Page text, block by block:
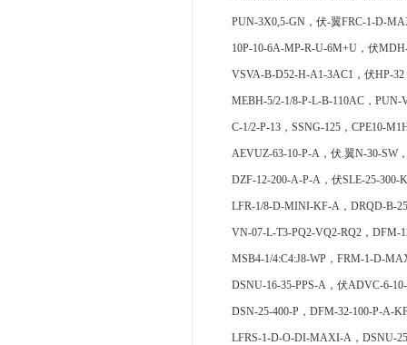
PUN-3X0,5-GN，伏-翼FRC-1-D-
10P-10-6A-MP-R-U-6M+U，伏
VSVA-B-D52-H-A1-3AC1，伏HP-32
MEBH-5/2-1/8-P-L-B-110AC，
C-1/2-P-13，SSNG-125，CPE10-
AEVUZ-63-10-P-A，伏.翼N-30-SW
DZF-12-200-A-P-A，伏SLE-25-
LFR-1/8-D-MINI-KF-A，DRQD-B-
VN-07-L-T3-PQ2-VQ2-RQ2，DFM-
MSB4-1/4:C4:J8-WP，FRM-1-D-
DSNU-16-35-PPS-A，伏ADVC-6-
DSN-25-400-P，DFM-32-100-P-A-
LFRS-1-D-O-DI-MAXI-A，DSNU-